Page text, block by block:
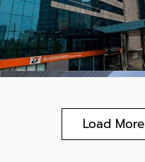
Load More